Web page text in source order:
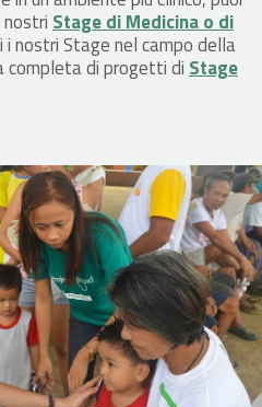
nostri Stage di Medicina o di
i nostri Stage nel campo della
completa di progetti di Stage